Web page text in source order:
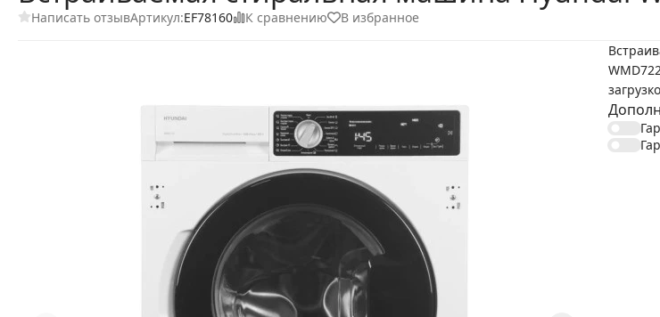
Написать отзывАртикул:EF78160 К сравнению
В избранное